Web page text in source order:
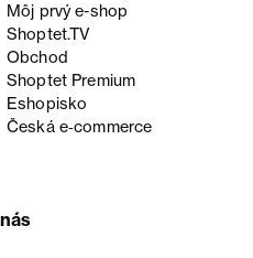
Môj prvý e-shop
Shoptet.TV
Obchod
Shoptet Premium
Eshopisko
Česká e‑commerce